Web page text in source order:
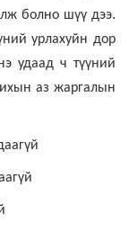
болно шүү дээ.
урлахуйн дор
удаад ч түүний
аз жаргалын